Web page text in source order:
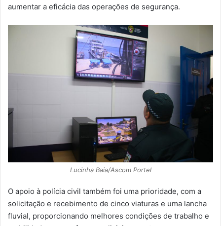
aumentar a eficácia das operações de segurança.
Lucinha Baia/Ascom Portel
O apoio à polícia civil também foi uma prioridade, com a
solicitação e recebimento de cinco viaturas e uma lancha
fluvial, proporcionando melhores condições de trabalho e